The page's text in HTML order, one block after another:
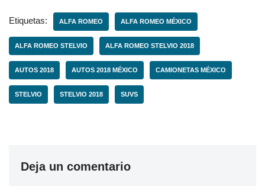
Etiquetas: ALFA ROMEO ALFA ROMEO MÉXICO
ALFA ROMEO STELVIO ALFA ROMEO STELVIO 2018
AUTOS 2018 AUTOS 2018 MÉXICO CAMIONETAS MÉXICO
STELVIO STELVIO 2018 SUVS
Deja un comentario